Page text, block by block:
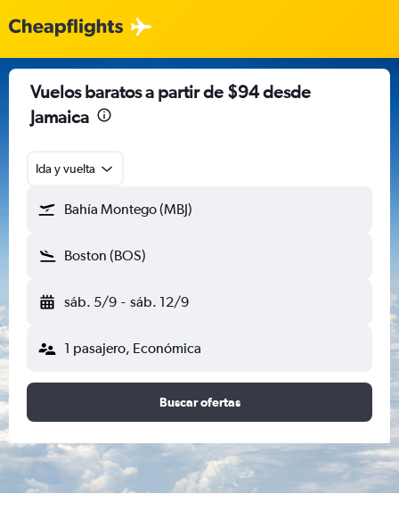
Vuelos baratos a partir de $94 desde
Jamaica
Ida y vuelta
Bahía Montego (MBJ)
Boston (BOS)
sáb. 5/9 - sáb. 12/9
1 pasajero, Económica
Buscar ofertas